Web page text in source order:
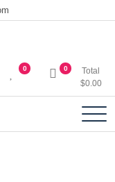
SA
plantas. juguetes,
0 0
Total
$0.00